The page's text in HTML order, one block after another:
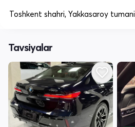
Toshkent shahri, Yakkasaroy tumani
Tavsiyalar